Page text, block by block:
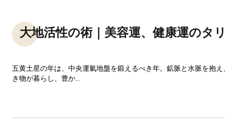
大地活性の術｜美容運、健康運のタ
五黄土星の年は、中央運氣地盤を鍛えるべき年。鉱脈と水脈を抱
き物が暮らし、豊か...